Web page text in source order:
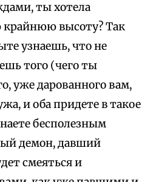
ты хотела
крайнюю высоту? Так
узнаешь, что не
того (чего ты
уже дарованного вам,
и оба придете в такое
бесполезным
демон, давший
смеяться и